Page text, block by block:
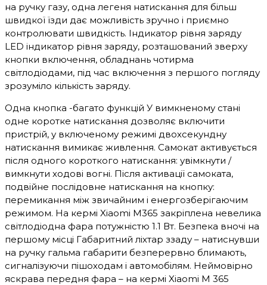
на ручку газу, одна легеня натискання для більш
швидкої їзди дає можливість зручно і приємно
контролювати швидкість. Індикатор рівня заряду
LED індикатор рівня заряду, розташований зверху
кнопки включення, обладнань чотирма
світлодіодами, під час включення з першого погляду
зрозуміло кількість заряду.
Одна кнопка -багато функцій У вимкненому стані
одне коротке натискання дозволяє включити
пристрій, у включеному режимі двохсекундну
натискання вимикає живлення. Самокат активується
після одного короткого натискання: увімкнути /
вимкнути ходові вогні. Після активації самоката,
подвійне послідовне натискання на кнопку:
перемикання між звичайним і енергозберігаючим
режимом. На кермі Xiaomi M365 закріплена невелика
світлодіодна фара потужністю 1.1 Вт. Безпека вночі на
першому місці Габаритний ліхтар ззаду – натиснувши
на ручку гальма габарити безперервно блимають,
сигналізуючи пішоходам і автомобілям. Неймовірно
яскрава передня фара – на кермі Xiaomi M 365